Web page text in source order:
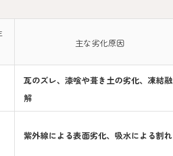
主な劣化原因
瓦のズレ、漆喰や葺き土の劣化、凍結融
解
紫外線による表面劣化、吸水による割れ